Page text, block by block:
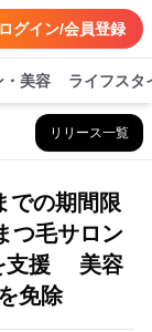
ログイン/会員登録
・美容 ライフスタ
リリース一覧
での期間限
つ毛サロン
支援 美容
免除